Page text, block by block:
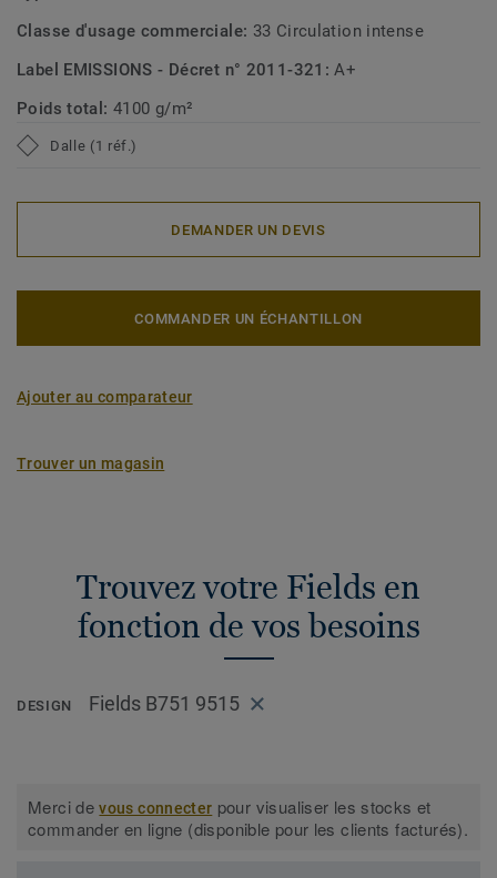
Classe d'usage commerciale: 33 Circulation intense
Label EMISSIONS - Décret n° 2011-321:A+
Poids total: 4100 g/m²
Dalle (1 réf.)
DEMANDER UN DEVIS
COMMANDER UN ÉCHANTILLON
Ajouter au comparateur
Trouver un magasin
Trouvez votre Fields en
fonction de vos besoins
DESIGN Fields B751 9515
Merci devous connecter pour visualiser les stocks et
commander en ligne (disponible pour les clients facturés).